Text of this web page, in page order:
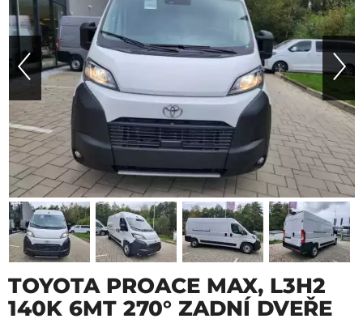
TOYOTA PROACE MAX, L3H2
140K 6MT 270° ZADNÍ DVEŘE